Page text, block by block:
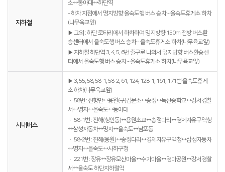
지하철
소↔동아대↔하단역
- 하차 지점에서 명지방향 을숙도행 버스 승차 - 을숙도휴게소 하차
(나무육교앞)
▶ 그외 : 하단 로타리에서 하차하여 명지방향 150m 전방 버스환
승센터에서 을숙도행 버스 승차 - 을숙도휴게소 하차(나무육교앞)
▶ 지하철 하단역 3, 4, 5, 6번 출구로 나와서 명지방향 버스환승센
터에서 을숙도행 버스 승차 - 을숙도휴게소 하차(나무육교앞)
시내버스
▶ 3, 55, 58, 58-1, 58-2, 61, 124, 128-1, 161, 171번 을숙도휴게
소 하차(나무육교앞)
· 58번 : 신항만↔용원(구)검문소↔송정↔녹산중학교↔강서경찰
서↔명지↔을숙도↔동아대
· 58-1번 : 진해(청안동)↔용원초교↔송정다리↔경제자유구역청
↔삼성자동차↔명지↔을숙도↔남포동
· 58-2번 : 진해(용원)↔송정다리↔경제자유구역청↔삼성자동차
↔명지↔을숙도↔사하구청
· 221번 : 장유↔장유모산마을↔수가마을↔경마공원↔강서경찰
서↔을숙도 하단지하철역